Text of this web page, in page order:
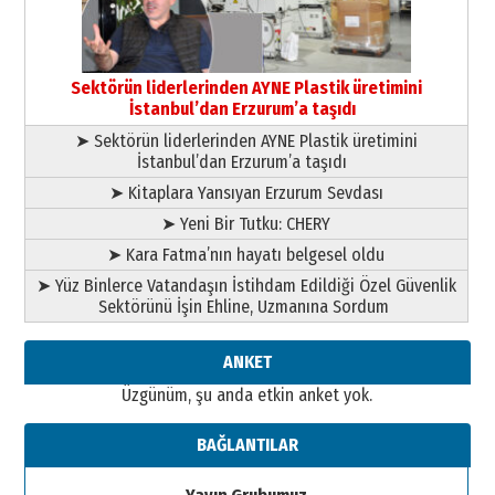
Esat BİNDESEN
Başkan Sekmen’den Erzurum’a
bir vizyon proje daha!
02 Ağustos 2026 Pazar
Sektörün liderlerinden AYNE Plastik üretimini
İstanbul’dan Erzurum’a taşıdı
➤ Sektörün liderlerinden AYNE Plastik üretimini
İstanbul’dan Erzurum’a taşıdı
➤ Kitaplara Yansıyan Erzurum Sevdası
➤ Yeni Bir Tutku: CHERY
➤ Kara Fatma’nın hayatı belgesel oldu
➤ Yüz Binlerce Vatandaşın İstihdam Edildiği Özel Güvenlik
Sektörünü İşin Ehline, Uzmanına Sordum
ANKET
Üzgünüm, şu anda etkin anket yok.
BAĞLANTILAR